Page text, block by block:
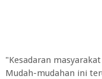
"Kesadaran
Mudah-mudahan ini